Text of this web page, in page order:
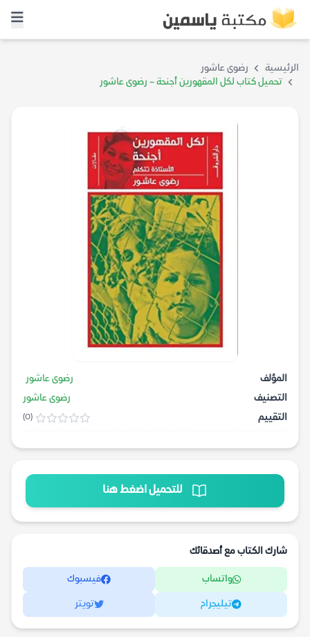
الرئيسية
رضوى عاشور
تحميل كتاب لكل المقهورين أجنحة – رضوى عاشور
المؤلف
رضوى عاشور
التصنيف
رضوى عاشور
التقييم
(0)
للتحميل اضغط هنا
شارك الكتاب مع أصدقائك
واتساب فيسبوك
تيليجرام تويتر